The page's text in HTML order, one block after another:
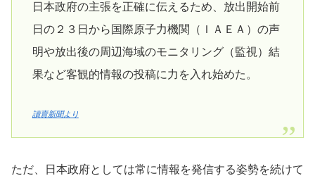
日本政府の主張を正確に伝えるため、放出開始前
日の２３日から国際原子力機関（ＩＡＥＡ）の声
明や放出後の周辺海域のモニタリング（監視）結
果など客観的情報の投稿に力を入れ始めた。
讀賣新聞より
ただ、日本政府としては常に情報を発信する姿勢を続けて